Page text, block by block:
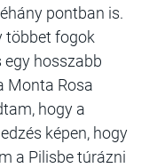
pontban is.
többet fogok
hosszabb
Monta Rosa
hogy a
képen, hogy
a Pilisbe túrázni